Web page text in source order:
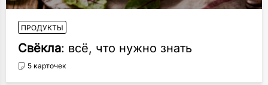
ПРОДУКТЫ
Свёкла: всё, что нужно знать
5 карточек